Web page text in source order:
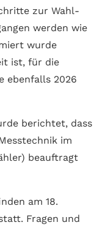
zur Wahl­
werden wie
wurde
ist, für die
ebenfalls 2026
berichtet, dass
im
beauftragt
am 18.
Fragen und